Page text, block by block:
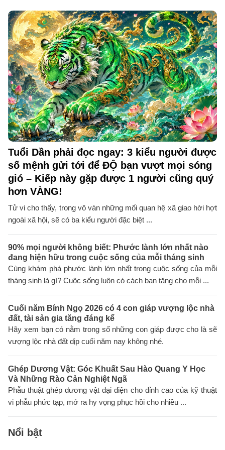
Tuổi Dần phải đọc ngay: 3 kiểu người được
số mệnh gửi tới để ĐỘ bạn vượt mọi sóng
gió – Kiếp này gặp được 1 người cũng quý
hơn VÀNG!
Tử vi cho thấy, trong vô vàn những mối quan hệ xã giao hời hợt
ngoài xã hội, sẽ có ba kiểu người đặc biệt ...
90% mọi người không biết: Phước lành lớn nhất nào
đang hiện hữu trong cuộc sống của mỗi tháng sinh
Cùng khám phá phước lành lớn nhất trong cuộc sống của mỗi
tháng sinh là gì? Cuộc sống luôn có cách ban tặng cho mỗi ...
Cuối năm Bính Ngọ 2026 có 4 con giáp vượng lộc nhà
đất, tài sản gia tăng đáng kể
Hãy xem bạn có nằm trong số những con giáp được cho là sẽ
vượng lộc nhà đất dịp cuối năm nay không nhé.
Ghép Dương Vật: Góc Khuất Sau Hào Quang Y Học
Và Những Rào Cản Nghiệt Ngã
Phẫu thuật ghép dương vật đại diện cho đỉnh cao của kỹ thuật
vi phẫu phức tạp, mở ra hy vọng phục hồi cho nhiều ...
Nổi bật